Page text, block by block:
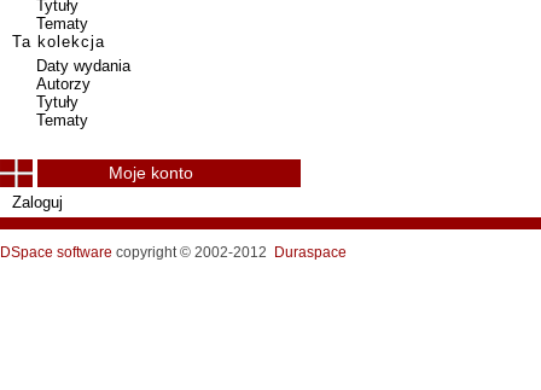
Tytuły
Tematy
Ta kolekcja
Daty wydania
Autorzy
Tytuły
Tematy
Moje konto
Zaloguj
DSpace software copyright © 2002-2012 Duraspace